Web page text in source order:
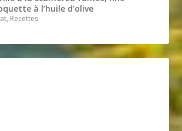
à l’huile d’olive
Recettes